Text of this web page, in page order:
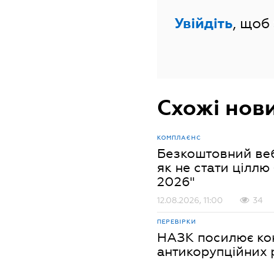
Увійдіть, щоб
Схожі
КОМПЛАЄНС
Безкоштовний
як не стати
2026"
12.08.2026, 11:00 34
ПЕРЕВІРКИ
НАЗК посилює
антикорупційних